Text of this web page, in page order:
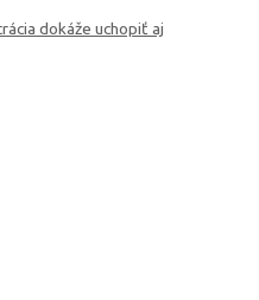
dokáže uchopiť aj